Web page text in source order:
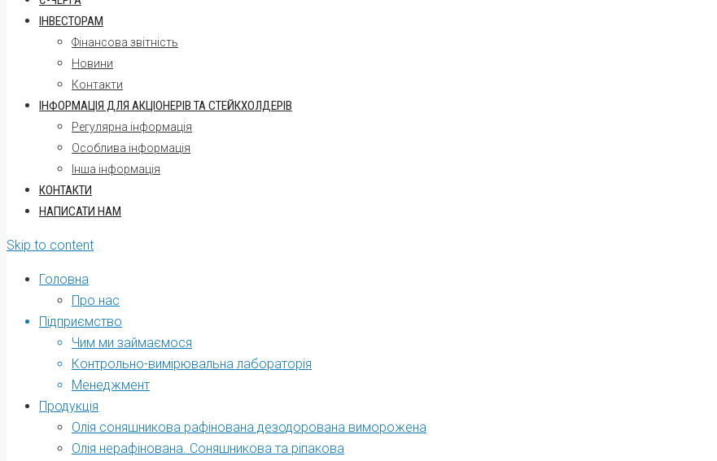
ІНВЕСТОРАМ
Фінансова звітність
Новини
Контакти
ІНФОРМАЦІЯ ДЛЯ АКЦІОНЕРІВ ТА СТЕЙКХОЛДЕРІВ
Регулярна інформація
Oсоблива інформація
Інша інформація
КОНТАКТИ
НАПИСАТИ НАМ
Skip to content
Головна
Про нас
Підприємство
Чим ми займаємося
Контрольно-вимірювальна лабораторія
Менеджмент
Продукція
Олія соняшникова рафінована дезодорована виморожена
Олія нерафінована. Соняшникова та ріпакова